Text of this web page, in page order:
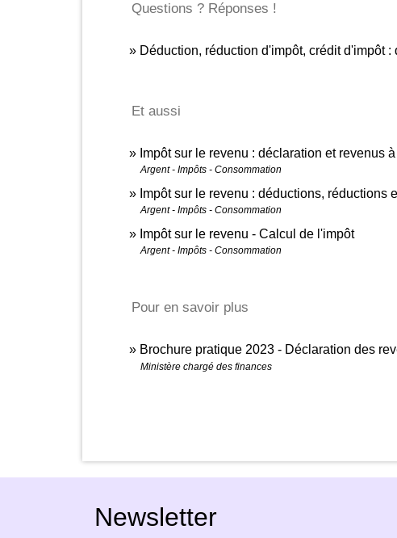
Questions ? Réponses !
Déduction, réduction d'impôt, crédit d'impôt
Et aussi
Impôt sur le revenu : déclaration et revenus
Argent - Impôts - Consommation
Impôt sur le revenu : déductions, réductions
Argent - Impôts - Consommation
Impôt sur le revenu - Calcul de l'impôt
Argent - Impôts - Consommation
Pour en savoir plus
Brochure pratique 2023 - Déclaration des
Ministère chargé des finances
Newsletter